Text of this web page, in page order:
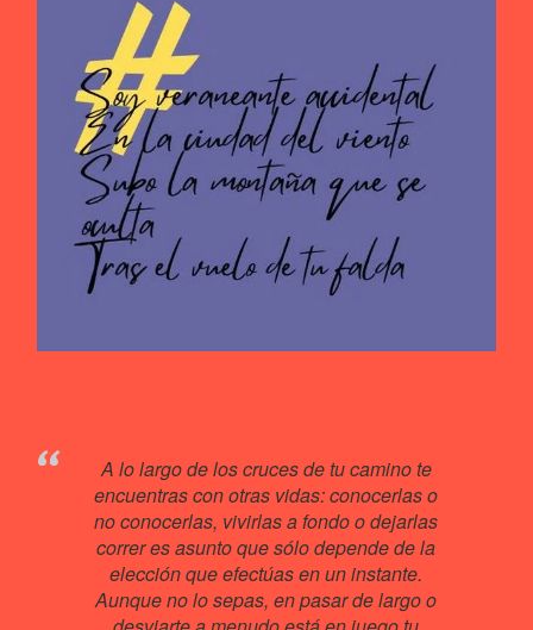
A lo largo de los cruces de tu camino te
encuentras con otras vidas: conocerlas o
no conocerlas, vivirlas a fondo o dejarlas
correr es asunto que sólo depende de la
elección que efectúas en un instante.
Aunque no lo sepas, en pasar de largo o